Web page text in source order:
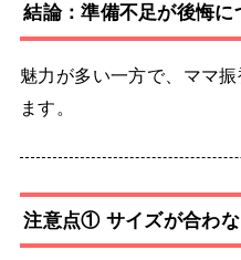
結論：準備不足が後悔に
魅力が多い一方で、ママ
ます。
注意点① サイズが合わ